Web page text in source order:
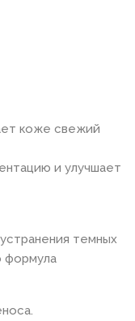
коже свежий
и улучшает
темных
формула